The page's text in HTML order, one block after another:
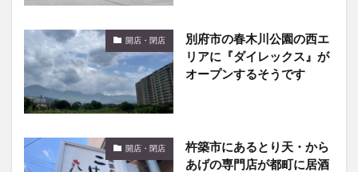
開店・閉店
別府市の春木川公園の西エ
リアに『ダイレックス』が
オープンするそうです
開店・閉店
杵築市にあるとり天・から
あげの専門店が都町に居酒